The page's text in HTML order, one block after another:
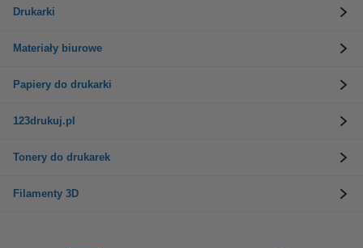
Drukarki
Materiały biurowe
Papiery do drukarki
123drukuj.pl
Tonery do drukarek
Filamenty 3D